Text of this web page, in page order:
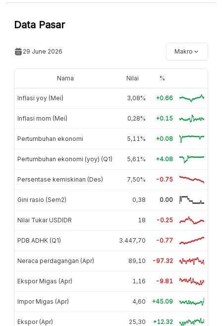
Data Pasar
29 June 2026 Makro
Nama Nilai %
Inflasi yoy (Mei) 3,08% +0.66
Inflasi mom (Mei) 0,28% +0.15
Pertumbuhan ekonomi 5,11% +0.08
Pertumbuhan ekonomi (yoy) (Q1) 5,61% +4.08
Persentase kemiskinan (Des) 7,50% -0.75
Gini rasio (Sem2) 0,38 0.00
Nilai Tukar USDIDR 18 -0.25
PDB ADHK (Q1) 3.447,70 -0.77
Neraca perdagangan (Apr) 89,10 -97.32
Ekspor Migas (Apr) 1,16 -9.81
Impor Migas (Apr) 4,60 +45.09
Ekspor (Apr) 25,30 +12.32